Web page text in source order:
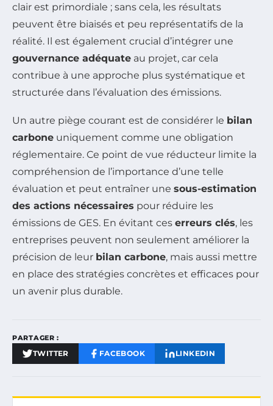
clair est primordiale ; sans cela, les résultats
peuvent être biaisés et peu représentatifs de la
réalité. Il est également crucial d’intégrer une
gouvernance adéquate au projet, car cela
contribue à une approche plus systématique et
structurée dans l’évaluation des émissions.
Un autre piège courant est de considérer le bilan
carbone uniquement comme une obligation
réglementaire. Ce point de vue réducteur limite la
compréhension de l’importance d’une telle
évaluation et peut entraîner une sous-estimation
des actions nécessaires pour réduire les
émissions de GES. En évitant ces erreurs clés, les
entreprises peuvent non seulement améliorer la
précision de leur bilan carbone, mais aussi mettre
en place des stratégies concrètes et efficaces pour
un avenir plus durable.
PARTAGER :
TWITTER FACEBOOK LINKEDIN